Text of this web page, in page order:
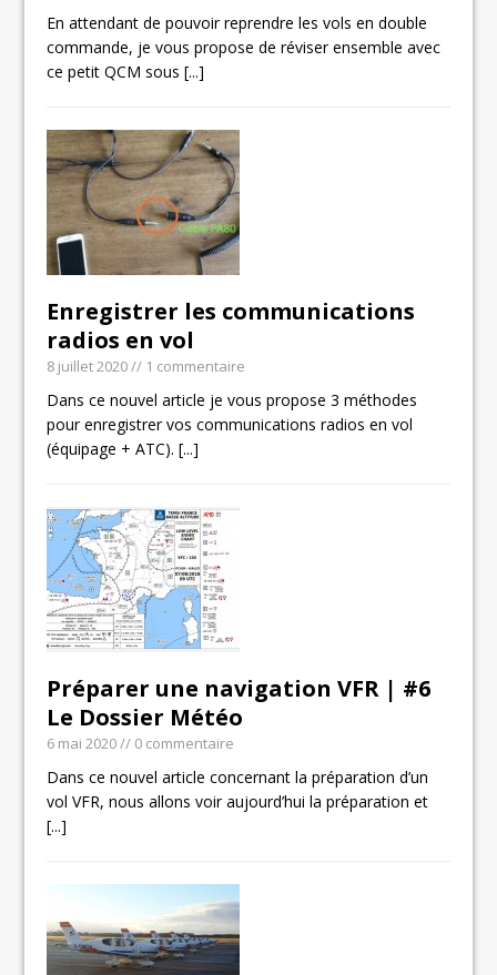
En attendant de pouvoir reprendre les vols en double
commande, je vous propose de réviser ensemble avec
ce petit QCM sous[...]
Enregistrer les communications
radios en vol
8 juillet 2020// 1 commentaire
Dans ce nouvel article je vous propose 3 méthodes
pour enregistrer vos communications radios en vol
(équipage + ATC).[...]
Préparer une navigation VFR | #6
Le Dossier Météo
6 mai 2020// 0 commentaire
Dans ce nouvel article concernant la préparation d’un
vol VFR, nous allons voir aujourd’hui la préparation et
[...]